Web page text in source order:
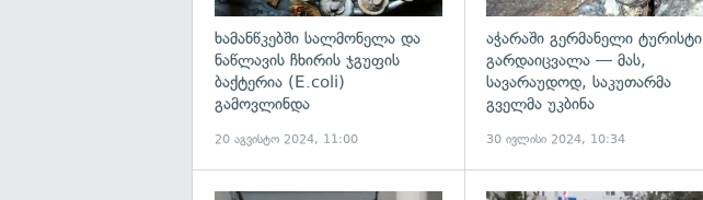
ხამანწკებში სალმონელა და
ნაწლავის ჩხირის ჯგუფის
ბაქტერია (E.coli)
გამოვლინდა
20 აგვისტო 2024, 11:00
აჭარაში გერმანელი ტურისტი
გარდაიცვალა — მას,
სავარაუდოდ, საკუთარმა
გველმა უკბინა
30 ივლისი 2024, 10:34